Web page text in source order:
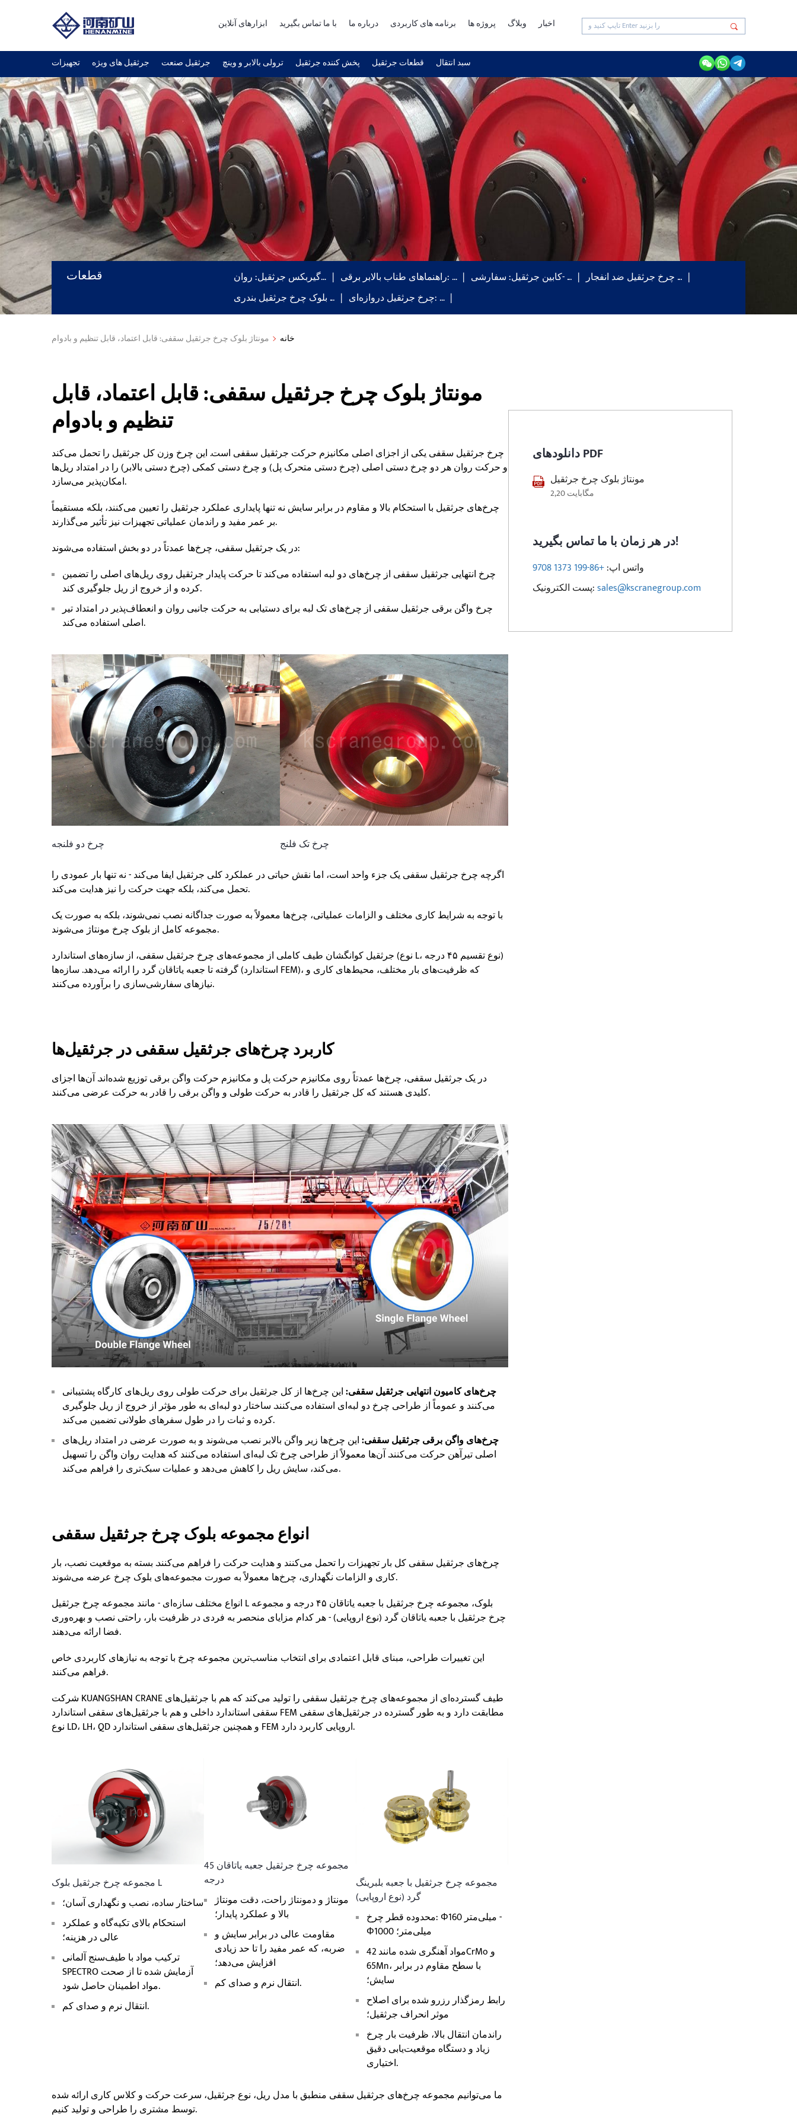
ابزارهای آنلاین با ما تماس بگیرید درباره ما برنامه های کاربردی پروژه ها وبلاگ اخبار
تجهیزات جرثقیل های ویژه جرثقیل صنعت ترولی بالابر و وینچ پخش کننده جرثقیل قطعات جرثقیل سبد انتقال
قطعات گیربکس جرثقیل: روان… راهنماهای طناب بالابر برقی: … کابین جرثقیل: سفارشی- ...
چرخ جرثقیل ضد انفجار ...
بلوک چرخ جرثقیل بندری ...
چرخ جرثقیل دروازه‌ای: …
خانه مونتاژ بلوک چرخ جرثقیل سقفی: قابل اعتماد، قابل تنظیم و بادوام
مونتاژ بلوک چرخ جرثقیل سقفی: قابل اعتماد، قابل
تنظیم و بادوام
چرخ جرثقیل سقفی یکی از اجزای اصلی مکانیزم حرکت جرثقیل سقفی است. این چرخ وزن کل جرثقیل را تحمل می‌کند
و حرکت روان هر دو چرخ دستی اصلی (چرخ دستی متحرک پل) و چرخ دستی کمکی (چرخ دستی بالابر) را در امتداد ریل‌ها
امکان‌پذیر می‌سازد.
چرخ‌های جرثقیل با استحکام بالا و مقاوم در برابر سایش نه تنها پایداری عملکرد جرثقیل را تعیین می‌کنند، بلکه مستقیماً
بر عمر مفید و راندمان عملیاتی تجهیزات نیز تأثیر می‌گذارند.
در یک جرثقیل سقفی، چرخ‌ها عمدتاً در دو بخش استفاده می‌شوند:
چرخ انتهایی جرثقیل سقفی از چرخ‌های دو لبه استفاده می‌کند تا حرکت پایدار جرثقیل روی ریل‌های اصلی را تضمین
کرده و از خروج از ریل جلوگیری کند.
چرخ واگن برقی جرثقیل سقفی از چرخ‌های تک لبه برای دستیابی به حرکت جانبی روان و انعطاف‌پذیر در امتداد تیر
اصلی استفاده می‌کند.
چرخ دو فلنجه
چرخ تک فلنج
اگرچه چرخ جرثقیل سقفی یک جزء واحد است، اما نقش حیاتی در عملکرد کلی جرثقیل ایفا می‌کند - نه تنها بار عمودی را
تحمل می‌کند، بلکه جهت حرکت را نیز هدایت می‌کند.
با توجه به شرایط کاری مختلف و الزامات عملیاتی، چرخ‌ها معمولاً به صورت جداگانه نصب نمی‌شوند، بلکه به صورت یک
مجموعه کامل از بلوک چرخ مونتاژ می‌شوند.
جرثقیل کوانگشان طیف کاملی از مجموعه‌های چرخ جرثقیل سقفی، از سازه‌های استاندارد (نوع L، نوع تقسیم ۴۵ درجه)
گرفته تا جعبه یاتاقان گرد را ارائه می‌دهد. سازه‌ها (استاندارد FEM)، که ظرفیت‌های بار مختلف، محیط‌های کاری و
نیازهای سفارشی‌سازی را برآورده می‌کنند.
کاربرد چرخ‌های جرثقیل سقفی در جرثقیل‌ها
در یک جرثقیل سقفی، چرخ‌ها عمدتاً روی مکانیزم حرکت پل و مکانیزم حرکت واگن برقی توزیع شده‌اند. آن‌ها اجزای
کلیدی هستند که کل جرثقیل را قادر به حرکت طولی و واگن برقی را قادر به حرکت عرضی می‌کنند.
چرخ‌های کامیون انتهایی جرثقیل سقفی:این چرخ‌ها از کل جرثقیل برای حرکت طولی روی ریل‌های کارگاه پشتیبانی
می‌کنند و عموماً از طراحی چرخ دو لبه‌ای استفاده می‌کنند. ساختار دو لبه‌ای به طور مؤثر از خروج از ریل جلوگیری
کرده و ثبات را در طول سفرهای طولانی تضمین می‌کند.
چرخ‌های واگن برقی جرثقیل سقفی:این چرخ‌ها زیر واگن بالابر نصب می‌شوند و به صورت عرضی در امتداد ریل‌های
اصلی تیرآهن حرکت می‌کنند. آن‌ها معمولاً از طراحی چرخ تک لبه‌ای استفاده می‌کنند که هدایت روان واگن را تسهیل
می‌کند، سایش ریل را کاهش می‌دهد و عملیات سبک‌تری را فراهم می‌کند.
انواع مجموعه بلوک چرخ جرثقیل سقفی
چرخ‌های جرثقیل سقفی کل بار تجهیزات را تحمل می‌کنند و هدایت حرکت را فراهم می‌کنند. بسته به موقعیت نصب، بار
کاری و الزامات نگهداری، چرخ‌ها معمولاً به صورت مجموعه‌های بلوک چرخ عرضه می‌شوند.
انواع مختلف سازه‌ای - مانند مجموعه چرخ جرثقیل L بلوک، مجموعه چرخ جرثقیل با جعبه یاتاقان ۴۵ درجه و مجموعه
چرخ جرثقیل با جعبه یاتاقان گرد (نوع اروپایی) - هر کدام مزایای منحصر به فردی در ظرفیت بار، راحتی نصب و بهره‌وری
فضا ارائه می‌دهند.
این تغییرات طراحی، مبنای قابل اعتمادی برای انتخاب مناسب‌ترین مجموعه چرخ با توجه به نیازهای کاربردی خاص
فراهم می‌کنند.
شرکت KUANGSHAN CRANE طیف گسترده‌ای از مجموعه‌های چرخ جرثقیل سقفی را تولید می‌کند که هم با جرثقیل‌های
سقفی استاندارد داخلی و هم با جرثقیل‌های سقفی استاندارد FEM مطابقت دارد و به طور گسترده در جرثقیل‌های سقفی
نوع LD، LH، QD و همچنین جرثقیل‌های سقفی استاندارد FEM اروپایی کاربرد دارد.
مجموعه چرخ جرثقیل بلوک L
ساختار ساده، نصب و نگهداری آسان؛
استحکام بالای تکیه‌گاه و عملکرد
عالی در هزینه؛
ترکیب مواد با طیف‌سنج آلمانی
SPECTRO آزمایش شده تا از صحت
مواد اطمینان حاصل شود.
انتقال نرم و صدای کم.
مجموعه چرخ جرثقیل جعبه یاتاقان 45
درجه
مونتاژ و دمونتاژ راحت، دقت مونتاژ
بالا و عملکرد پایدار؛
مقاومت عالی در برابر سایش و
ضربه، که عمر مفید را تا حد زیادی
افزایش می‌دهد؛
انتقال نرم و صدای کم.
مجموعه چرخ جرثقیل با جعبه بلبرینگ
گرد (نوع اروپایی)
محدوده قطر چرخ: Φ160 میلی‌متر -
Φ1000 میلی‌متر؛
مواد آهنگری شده مانند 42CrMo و
65Mn، با سطح مقاوم در برابر
سایش؛
رابط رمزگذار رزرو شده برای اصلاح
موثر انحراف جرثقیل؛
راندمان انتقال بالا، ظرفیت بار چرخ
زیاد و دستگاه موقعیت‌یابی دقیق
اختیاری.
ما می‌توانیم مجموعه چرخ‌های جرثقیل سقفی منطبق با مدل ریل، نوع جرثقیل، سرعت حرکت و کلاس کاری ارائه شده
توسط مشتری را طراحی و تولید کنیم.
دانلودهای PDF
مونتاژ بلوک چرخ جرثقیل
2,20 مگابایت
در هر زمان با ما تماس بگیرید!
واتس اپ:+86-199 1373 9708
پست الکترونیک:sales@kscranegroup.com